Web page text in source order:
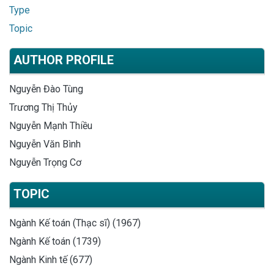
Type
Topic
AUTHOR PROFILE
Nguyễn Đào Tùng
Trương Thị Thủy
Nguyễn Mạnh Thiều
Nguyễn Văn Bình
Nguyễn Trọng Cơ
TOPIC
Ngành Kế toán (Thạc sĩ) (1967)
Ngành Kế toán (1739)
Ngành Kinh tế (677)